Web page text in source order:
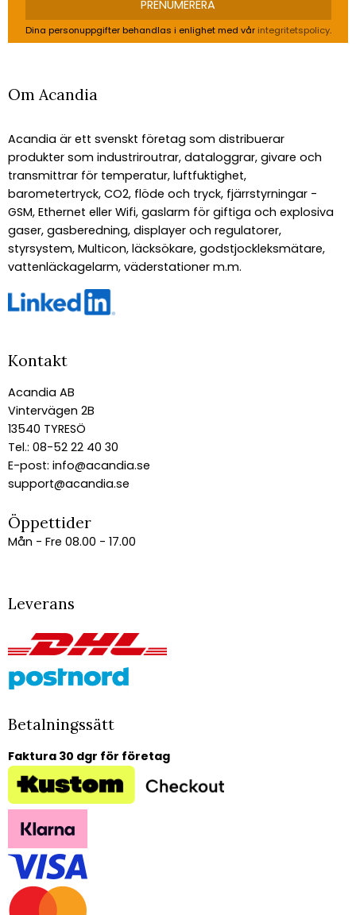
PRENUMERERA
Dina personuppgifter behandlas i enlighet med vår integritetspolicy.
Om Acandia
Acandia är ett svenskt företag som distribuerar
produkter som industriroutrar, dataloggrar, givare och
transmittrar för temperatur, luftfuktighet,
barometertryck, CO2, flöde och tryck, fjärrstyrningar -
GSM, Ethernet eller Wifi, gaslarm för giftiga och explosiva
gaser, gasberedning, displayer och regulatorer,
styrsystem, Multicon, läcksökare, godstjockleksmätare,
vattenläckagelarm, väderstationer m.m.
Kontakt
Acandia AB
Vintervägen 2B
13540 TYRESÖ
Tel.: 08-52 22 40 30
E-post: info@acandia.se
support@acandia.se
Öppettider
Mån - Fre 08.00 - 17.00
Leverans
Betalningssätt
Faktura 30 dgr för företag